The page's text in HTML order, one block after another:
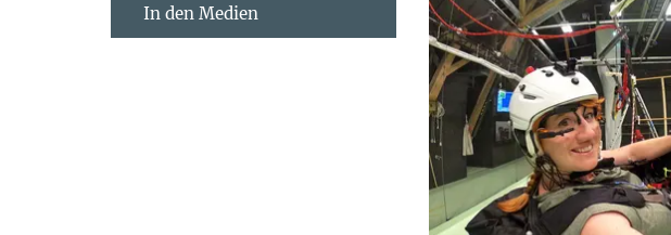
In den Medien